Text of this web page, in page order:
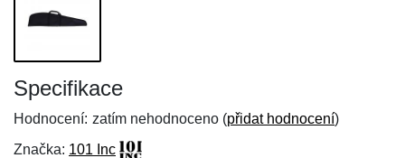
Specifikace
Hodnocení: zatím nehodnoceno (přidat hodnocení)
Značka: 101 Inc